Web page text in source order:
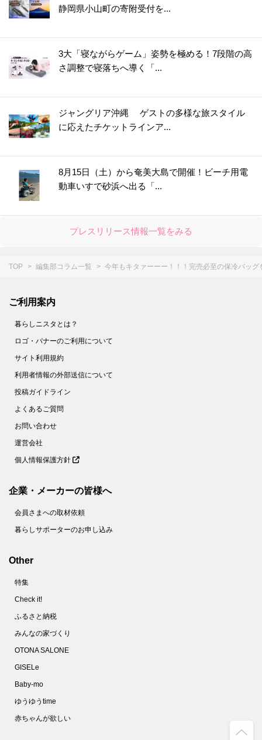
静岡県小山町の寄附受付を...
3大「寝ながらゲーム」姿勢を極める！7段階の高
さ調整で寝落ちへ導く「...
ジャングリア沖縄 ゲストの多様な旅スタイル
に応えたチケットラインア...
8月15日（土）から奄美大島で開催！ビーチ用電
動車いすで砂浜へ出る「...
プレスリリース情報一覧をみる
TOP 編集部コラム一覧 今年もキタァーーー！！！完売必至の保冷バッ
ご利用案内
暮らしニスタとは？
ロゴ・バナーのご利用について
サイト利用規約
利用者情報の外部送信について
投稿ガイドライン
よくあるご質問
お問い合わせ
運営会社
個人情報保護方針
企業・メーカーの皆様へ
会員さまへの取材依頼
暮らしサポーターのお申し込み
Other
特集
Check it!
ふるさと納税
みんなの家づくり
OTONA SALONE
GISELe
Baby-mo
ゆうゆうtime
赤ちゃんが欲しい